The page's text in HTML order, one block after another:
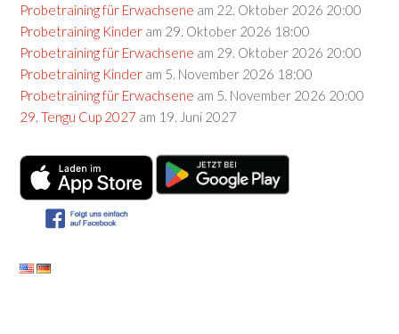
Probetraining für Erwachsene am 22. Oktober 2026 20:00
Probetraining Kinder am 29. Oktober 2026 18:00
Probetraining für Erwachsene am 29. Oktober 2026 20:00
Probetraining Kinder am 5. November 2026 18:00
Probetraining für Erwachsene am 5. November 2026 20:00
29. Tengu Cup 2027 am 19. Juni 2027